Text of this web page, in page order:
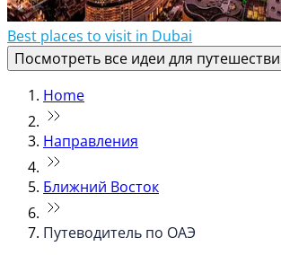
Best places to visit in Dubai
Посмотреть все идеи для
Home
Направления
Ближний Восток
Путеводитель по ОАЭ